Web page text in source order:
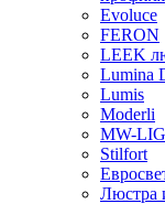
Evoluce
FERON
LEEK
Lumina
Lumis
Moderli
MW-
Stilfort